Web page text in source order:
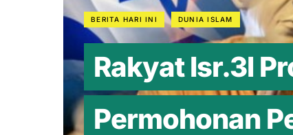
BERITA HARI INI DUNIA ISLAM
Rakyat Isr.3l
Permohonan